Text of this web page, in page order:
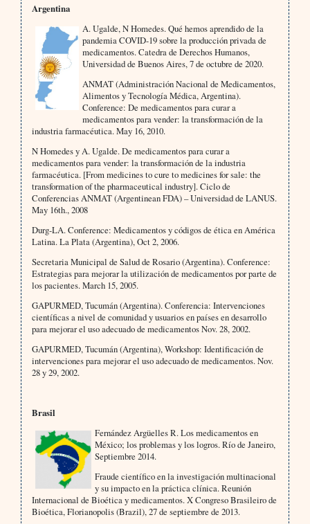
Argentina
A. Ugalde, N Homedes. Qué hemos aprendido de la
pandemia COVID-19 sobre la producción privada de
medicamentos. Catedra de Derechos Humanos,
Universidad de Buenos Aires, 7 de octubre de 2020.
ANMAT (Administración Nacional de Medicamentos,
Alimentos y Tecnología Médica, Argentina).
Conference: De medicamentos para curar a
medicamentos para vender: la transformación de la
industria farmacéutica. May 16, 2010.
N Homedes y A. Ugalde. De medicamentos para curar a
medicamentos para vender: la transformación de la industria
farmacéutica. [From medicines to cure to medicines for sale: the
transformation of the pharmaceutical industry]. Ciclo de
Conferencias ANMAT (Argentinean FDA) – Universidad de LANUS.
May 16th., 2008
Durg-LA. Conference: Medicamentos y códigos de ética en América
Latina. La Plata (Argentina), Oct 2, 2006.
Secretaria Municipal de Salud de Rosario (Argentina). Conference:
Estrategias para mejorar la utilización de medicamentos por parte de
los pacientes. March 15, 2005.
GAPURMED, Tucumán (Argentina). Conferencia: Intervenciones
científicas a nivel de comunidad y usuarios en países en desarrollo
para mejorar el uso adecuado de medicamentos Nov. 28, 2002.
GAPURMED, Tucumán (Argentina), Workshop: Identificación de
intervenciones para mejorar el uso adecuado de medicamentos. Nov.
28 y 29, 2002.
Brasil
Fernández Argüelles R. Los medicamentos en
México; los problemas y los logros. Río de Janeiro,
Septiembre 2014.
Fraude científico en la investigación multinacional
y su impacto en la práctica clínica. Reunión
Internacional de Bioética y medicamentos. X Congreso Brasileiro de
Bioética, Florianopolis (Brazil), 27 de septiembre de 2013.